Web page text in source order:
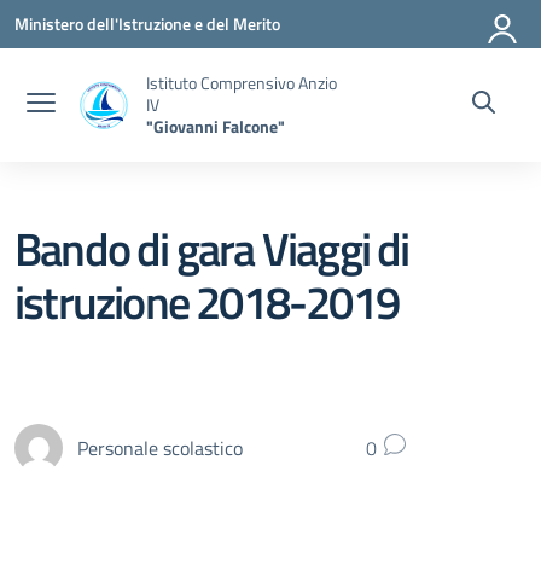
Vai ai contenuti
Vai al menu di navigazione
Vai al footer
Ministero dell'Istruzione e del Merito
Istituto Comprensivo Anzio
IV
"Giovanni Falcone"
Bando di gara Viaggi di
istruzione 2018-2019
Personale scolastico 0